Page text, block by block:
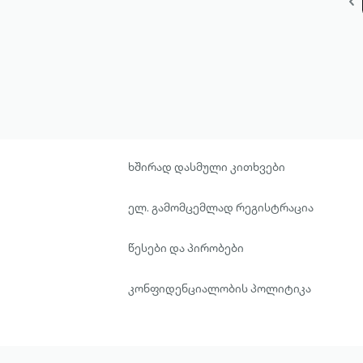
ხშირად დასმული კითხვები
ელ. გამომცემლად რეგისტრაცია
წესები და პირობები
კონფიდენციალობის პოლიტიკა